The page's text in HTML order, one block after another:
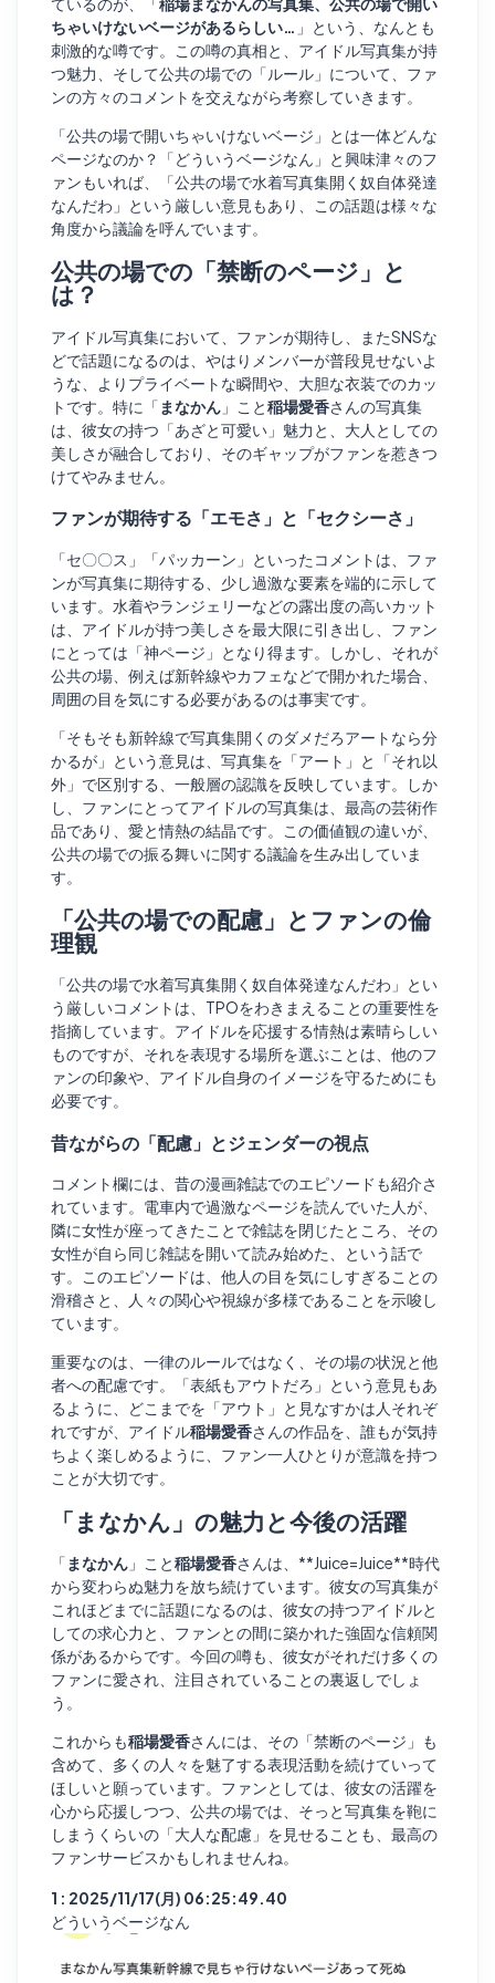
ちゃいけないベージがあるらしい… 」という、なんとも
刺激的な噂です。この噂の真相と、アイドル写真集が持
つ魅力、そして公共の場での「ルール」について、ファ
ンの方々のコメントを交えながら考察していきます。
「公共の場で開いちゃいけないベージ」とは一体どんな
ページなのか？「どういうベージなん」と興味津々のフ
ァンもいれば、「公共の場で水着写真集開く奴自体発達
なんだわ」という厳しい意見もあり、この話題は様々な
角度から議論を呼んでいます。
公共の場での「禁断のページ」と
は？
アイドル写真集において、ファンが期待し、またSNSな
どで話題になるのは、やはりメンバーが普段見せないよ
うな、よりプライベートな瞬間や、大胆な衣装でのカッ
トです。特に「 まなかん 」こと稲場愛香さんの写真集
は、彼女の持つ「あざと可愛い」魅力と、大人としての
美しさが融合しており、そのギャップがファンを惹きつ
けてやみません。
ファンが期待する「エモさ」と「セクシーさ」
「セ〇〇ス」「パッカーン」といったコメントは、ファ
ンが写真集に期待する、少し過激な要素を端的に示して
います。水着やランジェリーなどの露出度の高いカット
は、アイドルが持つ美しさを最大限に引き出し、ファン
にとっては「神ページ」となり得ます。しかし、それが
公共の場、例えば新幹線やカフェなどで開かれた場合、
周囲の目を気にする必要があるのは事実です。
「そもそも新幹線で写真集開くのダメだろアートなら分
かるが」という意見は、写真集を「アート」と「それ以
外」で区別する、一般層の認識を反映しています。しか
し、ファンにとってアイドルの写真集は、最高の芸術作
品であり、愛と情熱の結晶です。この価値観の違いが、
公共の場での振る舞いに関する議論を生み出していま
す。
「公共の場での配慮」とファンの倫
理観
「公共の場で水着写真集開く奴自体発達なんだわ」とい
う厳しいコメントは、TPOをわきまえることの重要性を
指摘しています。アイドルを応援する情熱は素晴らしい
ものですが、それを表現する場所を選ぶことは、他のフ
ァンの印象や、アイドル自身のイメージを守るためにも
必要です。
昔ながらの「配慮」とジェンダーの視点
コメント欄には、昔の漫画雑誌でのエピソードも紹介さ
れています。電車内で過激なページを読んでいた人が、
隣に女性が座ってきたことで雑誌を閉じたところ、その
女性が自ら同じ雑誌を開いて読み始めた、という話で
す。このエピソードは、他人の目を気にしすぎることの
滑稽さと、人々の関心や視線が多様であることを示唆し
ています。
重要なのは、一律のルールではなく、その場の状況と他
者への配慮です。「表紙もアウトだろ」という意見もあ
るように、どこまでを「アウト」と見なすかは人それぞ
れですが、アイドル稲場愛香さんの作品を、誰もが気持
ちよく楽しめるように、ファン一人ひとりが意識を持つ
ことが大切です。
「まなかん」の魅力と今後の活躍
「 まなかん 」こと稲場愛香さんは、**Juice=Juice**時代
から変わらぬ魅力を放ち続けています。彼女の写真集が
これほどまでに話題になるのは、彼女の持つアイドルと
しての求心力と、ファンとの間に築かれた強固な信頼関
係があるからです。今回の噂も、彼女がそれだけ多くの
ファンに愛され、注目されていることの裏返しでしょ
う。
これからも稲場愛香さんには、その「禁断のページ」も
含めて、多くの人々を魅了する表現活動を続けていって
ほしいと願っています。ファンとしては、彼女の活躍を
心から応援しつつ、公共の場では、そっと写真集を鞄に
しまうくらいの「大人な配慮」を見せることも、最高の
ファンサービスかもしれませんね。
1 : 2025/11/17(月) 06:25:49.40
どういうベージなん